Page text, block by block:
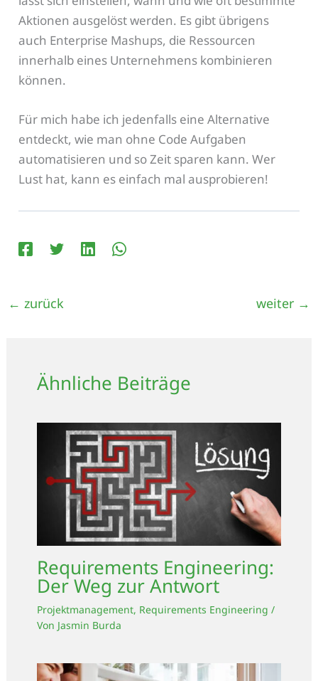
Aktionen ausgelöst werden. Es gibt übrigens
auch Enterprise Mashups, die Ressourcen
innerhalb eines Unternehmens kombinieren
können.
Für mich habe ich jedenfalls eine Alternative
entdeckt, wie man ohne Code Aufgaben
automatisieren und so Zeit sparen kann. Wer
Lust hat, kann es einfach mal ausprobieren!
← zurück weiter →
Ähnliche Beiträge
Requirements Engineering:
Der Weg zur Antwort
Projektmanagement, Requirements Engineering /
Von Jasmin Burda